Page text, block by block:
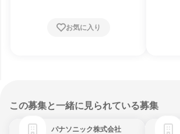
お気に入り
この募集と一緒に見られている募集
パナソニック株式会社